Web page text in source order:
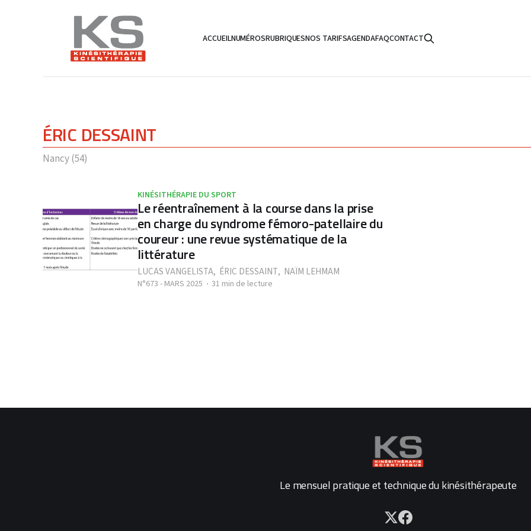
ACCUEILNUMÉROSRUBRIQUESNOS TARIFSAGENDAFAQCONTACT
ÉRIC DESSAINT
Nancy (54)
KINÉSITHÉRAPIE DU SPORT
Le réentraînement à la course dans la prise
en charge du syndrome fémoro-patellaire du
coureur : une revue systématique de la
littérature
LUCAS VANGELISTA, ÉRIC DESSAINT, NAÏM LEHMAM
N°673 - MARS 2025 31 min de lecture
Le mensuel pratique et technique du kinésithérapeute